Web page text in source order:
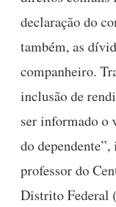
declaração do
também, as
companheiro.
inclusão de
ser informado o
do
professor do
Distrito Federal